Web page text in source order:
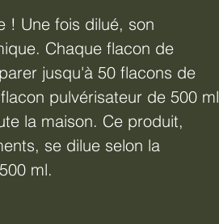
! Une fois dilué, son
Chaque flacon de
jusqu'à 50 flacons de
pulvérisateur de 500 ml
la maison. Ce produit,
se dilue selon la
ml.